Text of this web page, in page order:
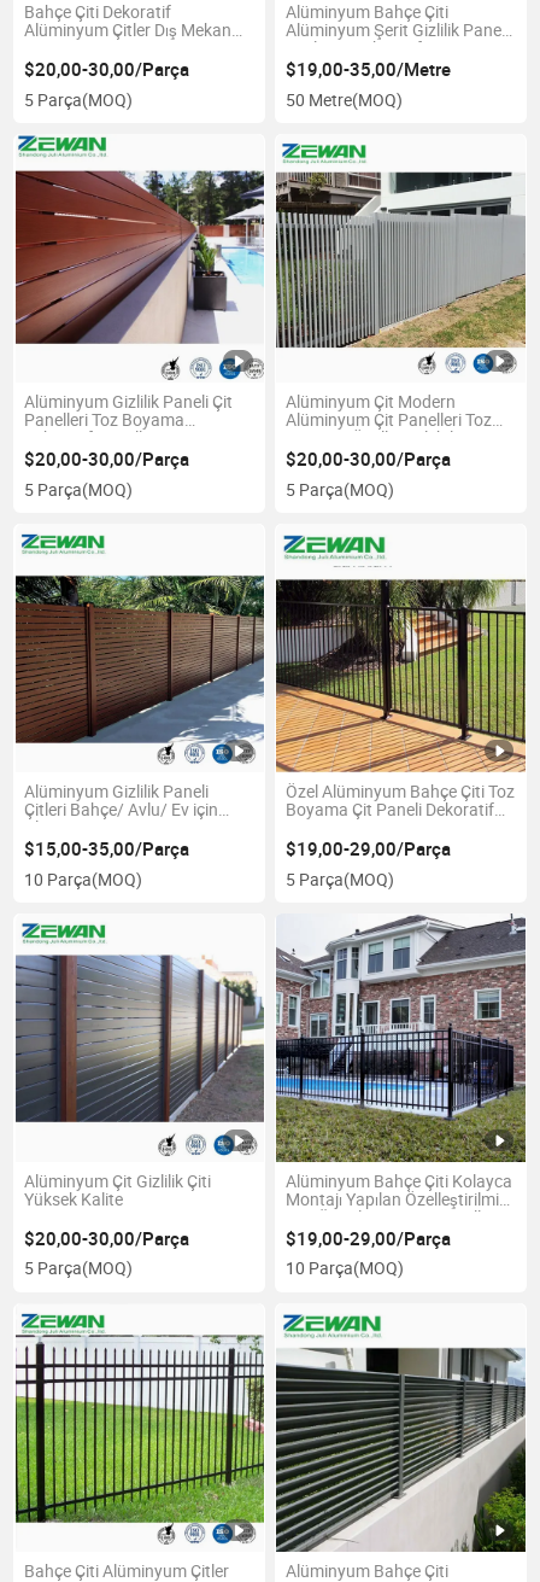
Bahçe Çiti Dekoratif
Alüminyum Çitler Dış Mekan
$20,00-30,00/Parça
5 Parça(MOQ)
Alüminyum Bahçe Çiti
Alüminyum Şerit Gizlilik Paneli
Süsleyici Dekoratif Çit
$19,00-35,00/Metre
50 Metre(MOQ)
Alüminyum Gizlilik Paneli Çit
Panelleri Toz Boyama
Dekoratif Paneller Çit
$20,00-30,00/Parça
5 Parça(MOQ)
Alüminyum Çit Modern
Alüminyum Çit Panelleri Toz
Boyama Özelleştirilebilir
$20,00-30,00/Parça
5 Parça(MOQ)
Alüminyum Gizlilik Paneli
Çitleri Bahçe/ Avlu/ Ev için
Alüminyum Çit
$15,00-35,00/Parça
10 Parça(MOQ)
Özel Alüminyum Bahçe Çiti Toz
Boyama Çit Paneli Dekoratif
$19,00-29,00/Parça
5 Parça(MOQ)
Alüminyum Çit Gizlilik Çiti
Yüksek Kalite
$20,00-30,00/Parça
5 Parça(MOQ)
Alüminyum Bahçe Çiti Kolayca
Montajı Yapılan Özelleştirilmiş
Düz Üst Alüminyum Paneller
Havuz Çiti
$19,00-29,00/Parça
10 Parça(MOQ)
Bahçe Çiti Alüminyum Çitler
Alüminyum Bahçe Çiti